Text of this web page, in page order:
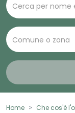
Home Che cos'è